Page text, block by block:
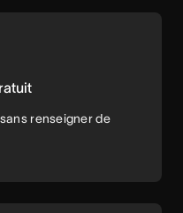
renseigner de